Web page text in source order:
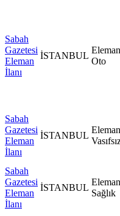
Sabah
Gazetesi
Eleman
İlanı
İSTANBUL
Oto
Sabah
Gazetesi
Eleman
İlanı
İSTANBUL
Sabah
Gazetesi
Eleman
İlanı
İSTANBUL
Sağlık